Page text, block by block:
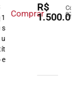
1.500.000,00
Cód.:
971